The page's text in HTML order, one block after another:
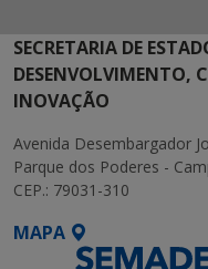
SECRETARIA DE
DESENVOLVIMENTO,
INOVAÇÃO
Avenida Desembargador
Parque dos Poderes -
CEP.: 79031-310
MAPA